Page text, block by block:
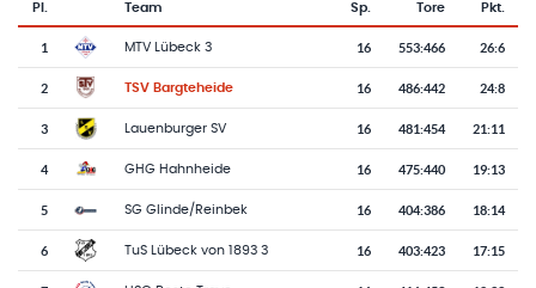
Tabelle mit Vereinsplatzierungen, Spielen, Toren und Punkten
Pl.
Team-Logo
Team Sp. Tore Pkt.
1 MTV Lübeck 3 16 553:466 26:6
2 TSV Bargteheide 16 486:442 24:8
3 Lauenburger SV 16 481:454 21:11
4 GHG Hahnheide 16 475:440 19:13
5 SG Glinde/Reinbek 16 404:386 18:14
6 TuS Lübeck von 1893 3 16 403:423 17:15